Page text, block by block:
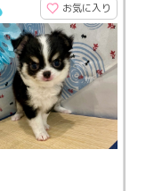
お気に入り